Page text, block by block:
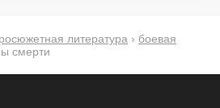
литература › боевая
смерти